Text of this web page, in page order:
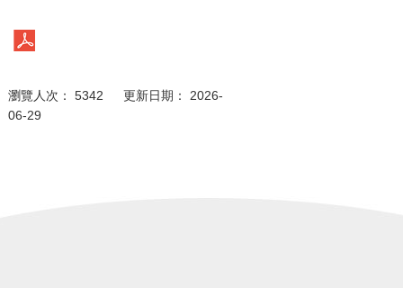
瀏覽人次： 5342 更新日期： 2026-
06-29